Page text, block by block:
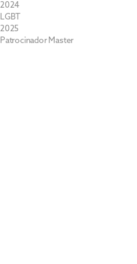
2024
LGBT
2025
Patrocinador Master